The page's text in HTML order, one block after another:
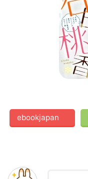
ebookjapan